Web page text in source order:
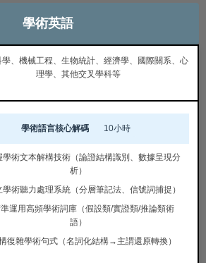
學術英語
學、機械工程、生物統計、經濟學、國際關系、心
理學、其他交叉學科等
學術語言核心解碼 10小時
學術文本解構技術（論證結構識別、數據呈現分
析）
學術聽力處理系統（分層筆記法、信號詞捕捉）
運用高頻學術詞庫（假設類/實證類/推論類術
語）
復雜學術句式（名詞化結構→主謂還原轉換）